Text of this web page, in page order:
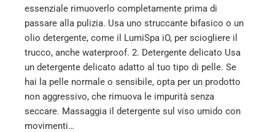
essenziale rimuoverlo completamente prima di
passare alla pulizia. Usa uno struccante bifasico o un
olio detergente, come il LumiSpa iO, per sciogliere il
trucco, anche waterproof. 2. Detergente delicato Usa
un detergente delicato adatto al tuo tipo di pelle. Se
hai la pelle normale o sensibile, opta per un prodotto
non aggressivo, che rimuova le impurità senza
seccare. Massaggia il detergente sul viso umido con
movimenti…